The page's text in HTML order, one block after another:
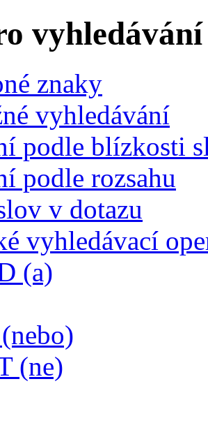
vyhledávání
znaky
vyhledávání
podle blízkosti
podle rozsahu
v dotazu
vyhledávací
(a)
(ne)